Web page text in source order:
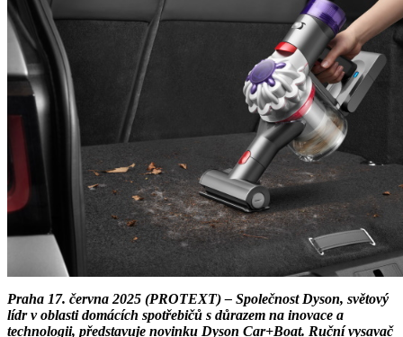
Praha 17. června 2025 (PROTEXT) – Společnost Dyson, světový
lídr v oblasti domácích spotřebičů s důrazem na inovace a
technologii, představuje novinku Dyson Car+Boat. Ruční vysavač